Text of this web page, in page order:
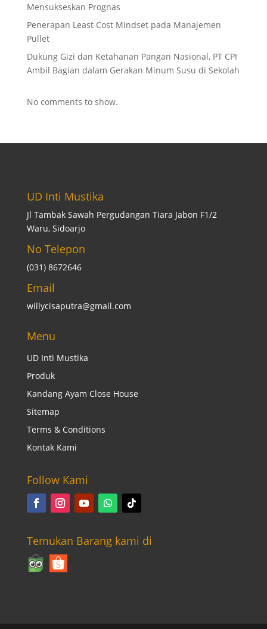
Mensukseskan Prognas
Penerapan Least Cost Mindset pada Manajemen
Pullet
Dukung Gizi dan Ketahanan Pangan Nasional, PT CPI
Ambil Bagian dalam Gerakan Minum Susu di Sekolah
No comments to show.
UD Inti Mustika
Jl Tambak Sawah Pergudangan Tiara Jabon F1/2
Waru, Sidoarjo
No Telepon
(031) 8672646
Email
willycisaputra@gmail.com
Menu
UD Inti Mustika
Produk
Kandang Ayam Close House
Sitemap
Terms & Conditions
Kontak Kami
Follow Kami
Temukan Barang kami di